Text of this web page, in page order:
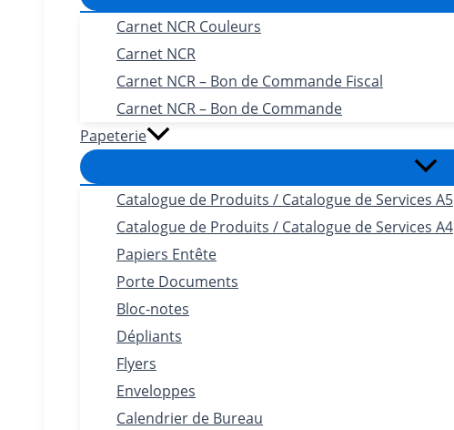
Carnet NCR Couleurs
Carnet NCR
Carnet NCR – Bon de Commande Fiscal
Carnet NCR – Bon de Commande
Papeterie
Catalogue de Produits / Catalogue de Services A5
Catalogue de Produits / Catalogue de Services A4
Papiers Entête
Porte Documents
Bloc-notes
Dépliants
Flyers
Enveloppes
Calendrier de Bureau